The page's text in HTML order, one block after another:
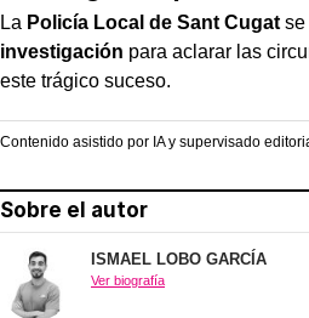
La Policía Local de Sant Cugat se
investigación para aclarar las
este trágico suceso.
Contenido asistido por IA y supervisado
Sobre el autor
ISMAEL LOBO GARCÍA
Ver biografía